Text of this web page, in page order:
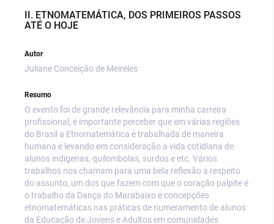
II. ETNOMATEMÁTICA, DOS PRIMEIROS PASSOS
ATÉ O HOJE
Autor
Juliane Conceição de Meireles
Resumo
O evento foi de grande relevância para minha carreira
profissional, é importante perceber que em várias regiões
do Brasil a Etnomatemática é trabalhada de maneira
humana e levando em consideração a vida cotidiana de
alunos indígenas, quilombolas, surdos e etc. Vários
trabalhos nos chamam para uma bela reflexão a respeito
do assunto, um dos que fazem com que o coração palpite é
o trabalho da Dança do Marabaixo e concepções
etnomatemáticas nas práticas de numeramento de alunos
da Educação de Jovens e Adultos em comunidades